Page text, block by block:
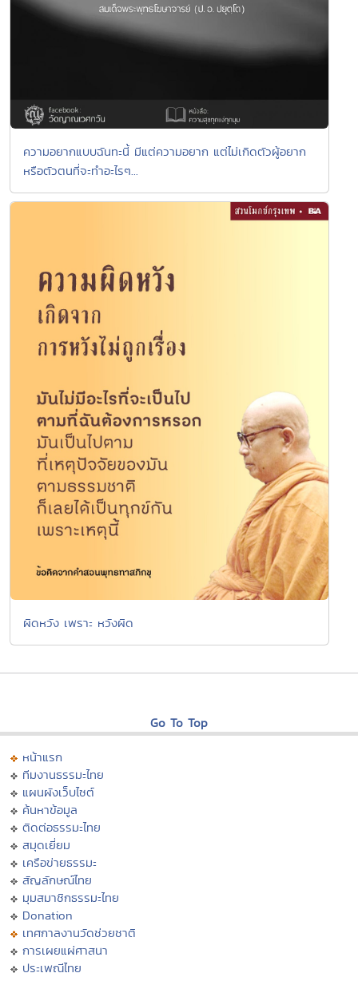
ความอยากแบบฉันทะนี้ มีแต่ความอยาก แต่ไม่เกิดตัวผู้อยาก
หรือตัวตนที่จะทำอะไรๆ...
ผิดหวัง เพราะ หวังผิด
Go To Top
หน้าแรก
ทีมงานธรรมะไทย
แผนผังเว็บไซต์
ค้นหาข้อมูล
ติดต่อธรรมะไทย
สมุดเยี่ยม
เครือข่ายธรรมะ
สัญลักษณ์ไทย
มุมสมาชิกธรรมะไทย
Donation
เทศกาลงานวัดช่วยชาติ
การเผยแผ่ศาสนา
ประเพณีไทย